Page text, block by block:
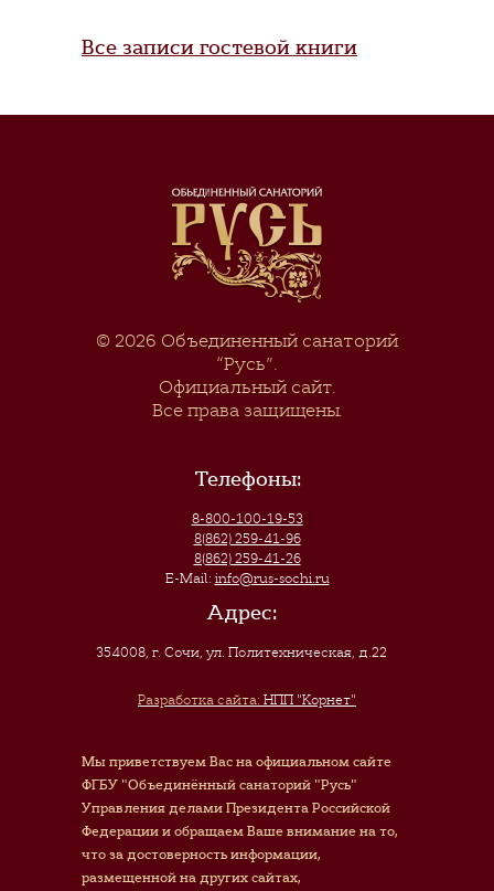
Все записи гостевой книги
© 2026 Объединенный санаторий
“Русь”.
Официальный сайт.
Все права защищены.
Телефоны:
8-800-100-19-53
8(862) 259-41-96
8(862) 259-41-26
E-Mail: info@rus-sochi.ru
Адрес:
354008, г. Сочи,ул. Политехническая, д.22
Разработка сайта: НПП "Корнет"
Мы приветствуем Вас на официальном сайте
ФГБУ "Объединённый санаторий "Русь"
Управления делами Президента Российской
Федерации и обращаем Ваше внимание на то,
что за достоверность информации,
размещенной на других сайтах,